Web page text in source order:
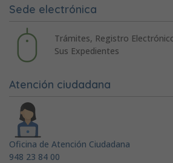
Sede electrónica
Trámites, Registro
Sus Expedientes
Atención ciudadana
Oficina de Atención Ciudadana
948 23 84 00